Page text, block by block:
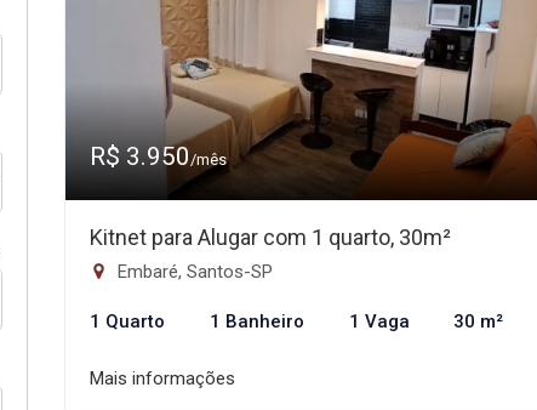
R$ 3.950/mês
Kitnet para Alugar com 1 quarto, 30m²
Embaré, Santos-SP
1 Quarto 1 Banheiro 1 Vaga 30 m²
Mais informações